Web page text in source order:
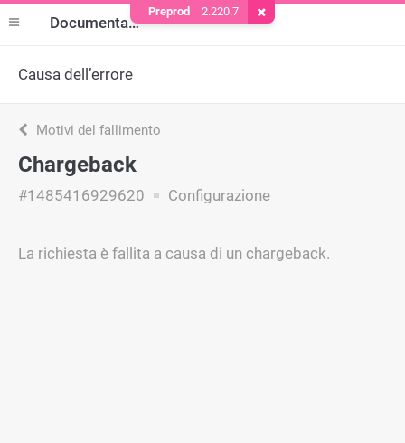
Documentazione
Causa dell’errore
Motivi del fallimento
Chargeback
#1485416929620 Configurazione
La richiesta è fallita a causa di un chargeback.
Preprod 2.220.7 Rimuovere il cookie